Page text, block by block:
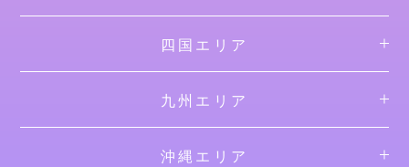
四国エリア
九州エリア
沖縄エリア